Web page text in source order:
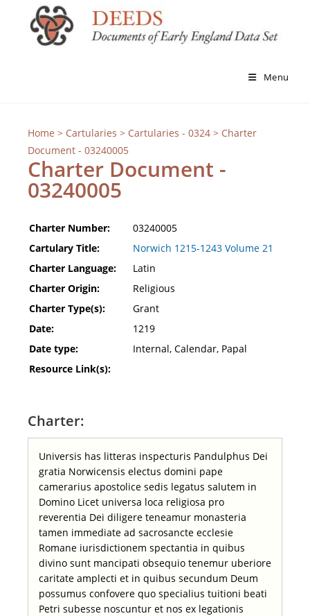
Menu
Home > Cartularies > Cartularies - 0324> Charter
Document - 03240005
Charter Document -
03240005
Charter Number:
03240005
Cartulary Title:
Norwich 1215-1243 Volume 21
Charter Language:
Latin
Charter Origin:
Religious
Charter Type(s):
Grant
Date:
1219
Date type:
Internal, Calendar, Papal
Resource Link(s):
Charter:
Universis has litteras inspecturis Pandulphus Dei
gratia Norwicensis electus domini pape
camerarius apostolice sedis legatus salutem in
Domino Licet universa loca religiosa pro
reverentia Dei diligere teneamur monasteria
tamen immediate ad sacrosancte ecclesie
Romane iurisdictionem spectantia in quibus
divino sunt mancipati obsequio tenemur uberiore
caritate amplecti et in quibus secundum Deum
possumus confovere quo specialius tuitioni beati
Petri subesse noscuntur et nos ex legationis